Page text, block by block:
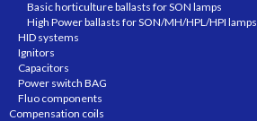
Basic horticulture ballasts for SON lamps
High Power ballasts for SON/MH/HPL/HPI lamps
HID systems
Ignitors
Capacitors
Power switch BAG
Fluo components
Compensation coils